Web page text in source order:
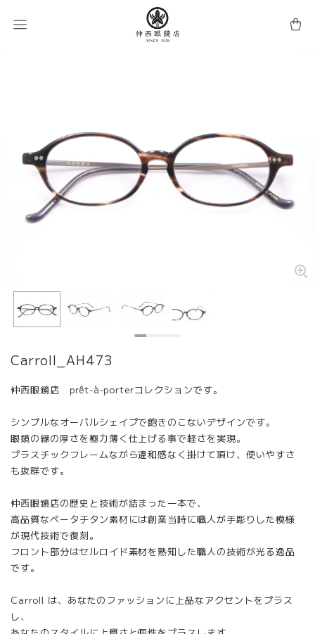
Carroll_AH473
仲西眼鏡店 prêt-à-porterコレクションです。
シンプルなオーバルシェイプで飽きのこないデザインです。
眼鏡の縁の厚さを極力薄く仕上げる事で軽さを実現。
プラスチックフレームながら違和感なく掛けて頂け、使いやすさ
も抜群です。
仲西眼鏡店の歴史と技術が詰まった一本で、
高品質なベータチタン素材には創業当時に職人が手彫りした模様
が現代技術で復刻。
フロント部分はセルロイド素材を熟知した職人の技術が光る逸品
です。
Carroll は、あなたのファッションに上品なアクセントをプラス
し、